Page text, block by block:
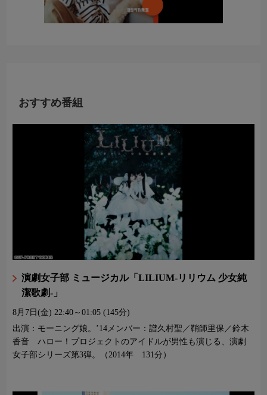
おすすめ番組
演劇女子部 ミュージカル「LILIUM-リリウム 少女純
潔歌劇-」
8月7日(金)22:40～01:05 (145分)
出演：モーニング娘。’14メンバー：譜久村聖／鞘師里保／鈴木
香音 ハロー！プロジェクトのアイドルが男性も演じる、演劇
女子部シリーズ第3弾。（2014年 131分）